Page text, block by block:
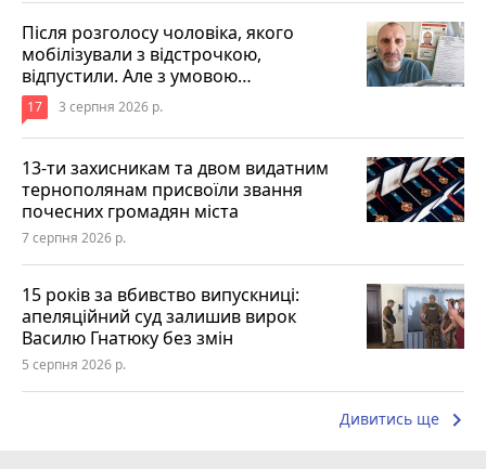
Після розголосу чоловіка, якого
мобілізували з відстрочкою,
відпустили. Але з умовою…
17 3 серпня 2026 р.
13-ти захисникам та двом видатним
тернополянам присвоїли звання
почесних громадян міста
7 серпня 2026 р.
15 років за вбивство випускниці:
апеляційний суд залишив вирок
Василю Гнатюку без змін
5 серпня 2026 р.
Дивитись ще keyboard_arrow_right